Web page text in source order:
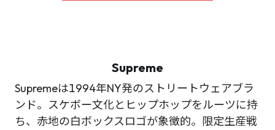
Supreme
Supremeは1994年NY発のストリートウェアブラ
ンド。スケボー文化とヒップホップをルーツに持
ち、赤地の白ボックスロゴが象徴的。限定生産戦